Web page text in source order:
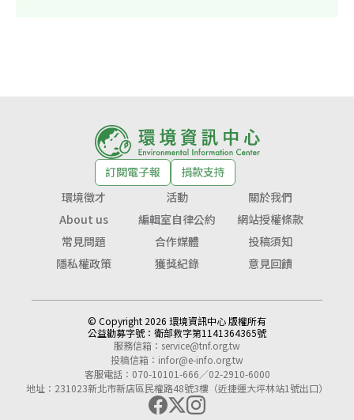
訂閱電子報
捐款支持
環境徵才
活動
關於我們
About us
編輯室自律公約
網站授權條款
常見問題
合作媒體
投稿須知
隱私權政策
獲獎紀錄 意見回饋
© Copyright 2026 環境資訊中心 版權所有
公益勸募字號： 衛部救字第1141364365號
服務信箱： service@tnf.org.tw
投稿信箱： infor@e-info.org.tw
客服電話：070-10101-666／02-2910-6000
地址：231023新北市新店區民權路48號3樓（近捷運大坪林站1號出口）